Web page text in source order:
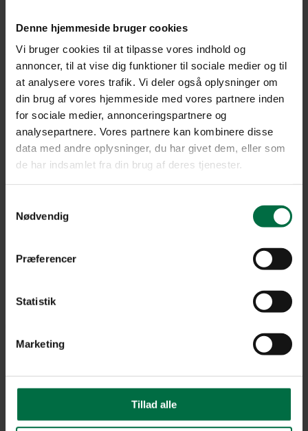
Denne hjemmeside bruger cookies
Vi bruger cookies til at tilpasse vores indhold og
annoncer, til at vise dig funktioner til sociale medier og til
at analysere vores trafik. Vi deler også oplysninger om
din brug af vores hjemmeside med vores partnere inden
for sociale medier, annonceringspartnere og
analysepartnere. Vores partnere kan kombinere disse
data med andre oplysninger, du har givet dem, eller som
de har indsamlet fra din brug af deres tjenester.
Nødvendig
Præferencer
Statistik
Marketing
Tillad alle
8800
Farvervej
Ledig
/Ubegrænset lejeperiode